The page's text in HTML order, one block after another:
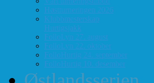
Høstturneringen 2026
Klubbmesterskap
Hurtigsjakk
FolloLyn 27. august
FolloLyn 22. oktober
FolloHurtig 24. september
FolloHurtig 10. desember